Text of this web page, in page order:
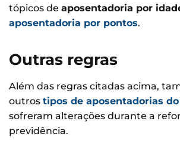
tópicos de aposentadoria por
aposentadoria por pontos.
Outras regras
Além das regras citadas acima,
outros tipos de aposentadorias do
sofreram alterações durante a
previdência.